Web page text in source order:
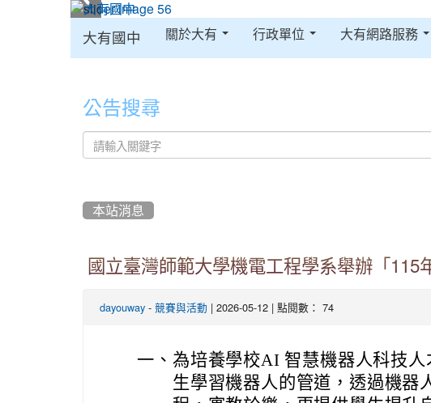
大有國中 關於大有 行政單位 大有網路服務
公告搜尋
本站消息
國立臺灣師範大學機電工程學系舉辦「115
dayouway - 競賽與活動 | 2026-05-12 | 點閱數： 74
一、 為培養學校AI 智慧機器人科技
生學習機器人的管道，透過機器